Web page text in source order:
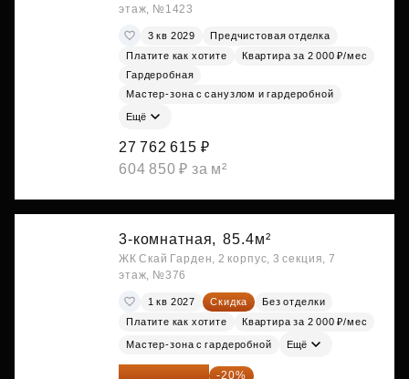
этаж, №1423
3 кв 2029
Предчистовая отделка
Платите как хотите
Квартира за 2 000 ₽/мес
Гардеробная
Мастер-зона с санузлом и гардеробной
Ещё
27 762 615 ₽
604 850 ₽ за м²
3-комнатная, 85.4м²
ЖК Скай Гарден, 2 корпус, 3 секция, 7
этаж, №376
1 кв 2027 Скидка
Без отделки
Платите как хотите
Квартира за 2 000 ₽/мес
Мастер-зона с гардеробной Ещё
27 799 408 ₽ -20%